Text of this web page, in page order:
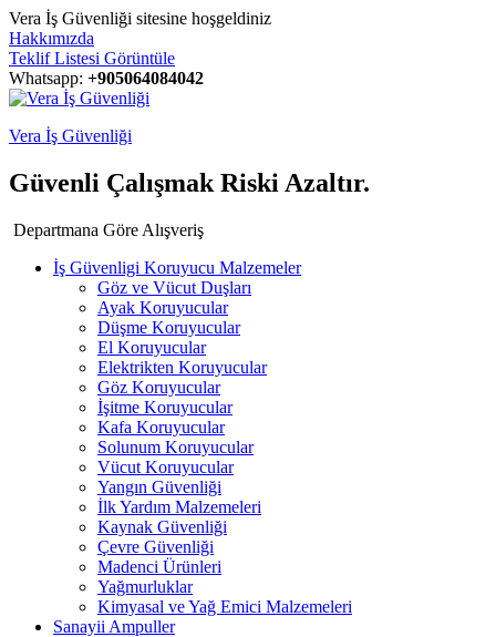
Vera İş Güvenliği sitesine hoşgeldiniz
Hakkımızda
Teklif Listesi Görüntüle
Whatsapp: +905064084042
Vera İş Güvenliği
Güvenli Çalışmak Riski Azaltır.
Departmana Göre Alışveriş
İş Güvenligi Koruyucu Malzemeler
Göz ve Vücut Duşları
Ayak Koruyucular
Düşme Koruyucular
El Koruyucular
Elektrikten Koruyucular
Göz Koruyucular
İşitme Koruyucular
Kafa Koruyucular
Solunum Koruyucular
Vücut Koruyucular
Yangın Güvenliği
İlk Yardım Malzemeleri
Kaynak Güvenliği
Çevre Güvenliği
Madenci Ürünleri
Yağmurluklar
Kimyasal ve Yağ Emici Malzemeleri
Sanayii Ampuller